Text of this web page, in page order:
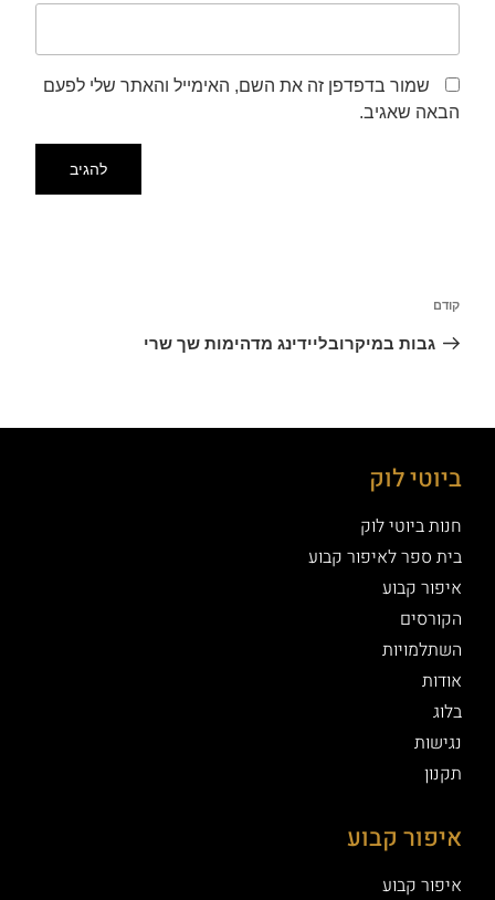
שמור בדפדפן זה את השם, האימייל והאתר שלי לפעם
הבאה שאגיב.
קודם
גבות במיקרובליידינג מדהימות שך שרי
ביוטי לוק
חנות ביוטי לוק
בית ספר לאיפור קבוע
איפור קבוע
הקורסים
השתלמויות
אודות
בלוג
נגישות
תקנון
איפור קבוע
איפור קבוע